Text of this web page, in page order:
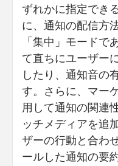
ずれかに指定でき
に、通知の配信方
「集中」モードで
て直ちにユーザー
したり、通知音の
す。さらに、マー
用して通知の関連
ッチメディアを追
ザーの行動と合わ
ールした通知の要